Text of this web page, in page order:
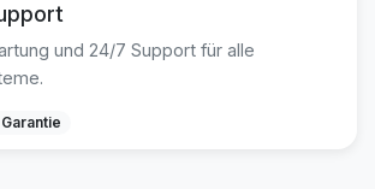
und 24/7 Support für alle
Garantie